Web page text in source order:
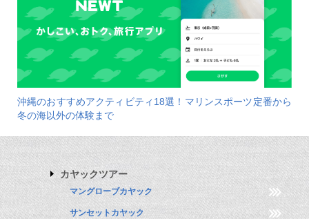
沖縄のおすすめアクティビティ18選！マリンスポーツ定番から
冬の海以外の体験まで
カヤックツアー
マングローブカヤック
サンセットカヤック